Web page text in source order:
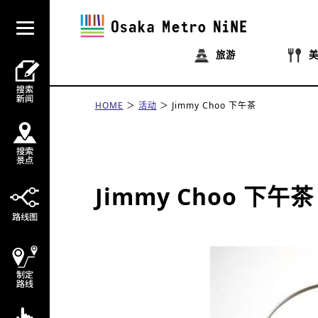
旅游
HOME 活动 Jimmy Choo 下午茶
Jimmy Choo 下午茶